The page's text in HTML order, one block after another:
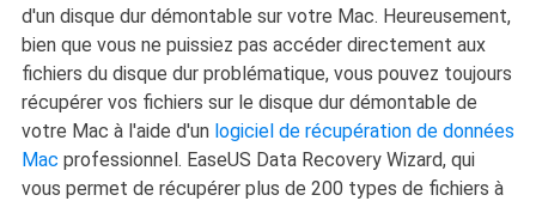
d'un disque dur démontable sur votre Mac. Heureusement,
bien que vous ne puissiez pas accéder directement aux
fichiers du disque dur problématique, vous pouvez toujours
récupérer vos fichiers sur le disque dur démontable de
votre Mac à l'aide d'un logiciel de récupération de données
Mac professionnel. EaseUS Data Recovery Wizard, qui
vous permet de récupérer plus de 200 types de fichiers à